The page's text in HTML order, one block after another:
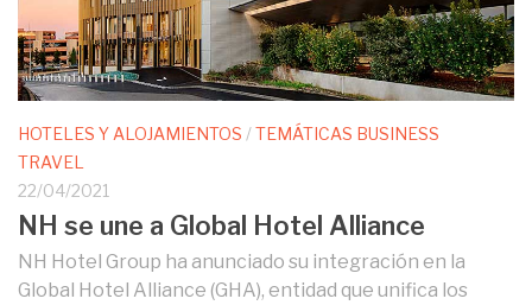
HOTELES Y ALOJAMIENTOS /TEMÁTICAS BUSINESS
TRAVEL
22/04/2021
NH se une a Global Hotel Alliance
NH Hotel Group ha anunciado su integración en la
Global Hotel Alliance (GHA), entidad que unifica los